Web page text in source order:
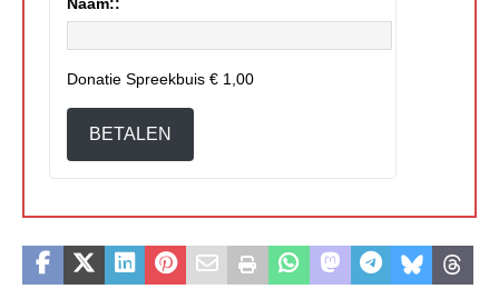
Donatie Spreekbuis € 1,00
BETALEN